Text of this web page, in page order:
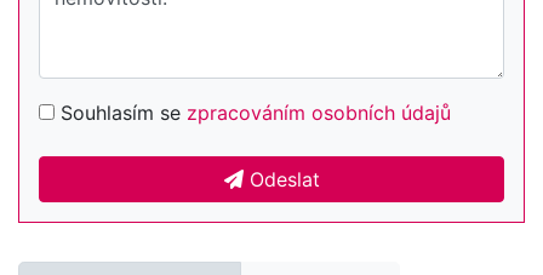
Souhlasím se zpracováním osobních údajů
Odeslat